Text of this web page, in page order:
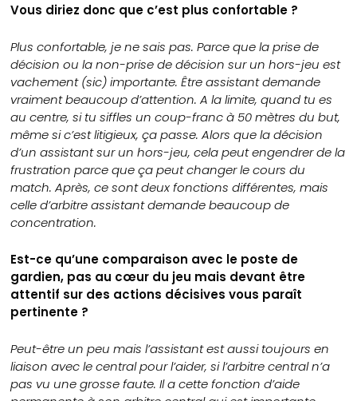
Vous diriez donc que c’est plus confortable ?
Plus confortable, je ne sais pas. Parce que la prise de
décision ou la non-prise de décision sur un hors-jeu est
vachement (sic) importante. Être assistant demande
vraiment beaucoup d’attention. A la limite, quand tu es
au centre, si tu siffles un coup-franc à 50 mètres du but,
même si c’est litigieux, ça passe. Alors que la décision
d’un assistant sur un hors-jeu, cela peut engendrer de la
frustration parce que ça peut changer le cours du
match. Après, ce sont deux fonctions différentes, mais
celle d’arbitre assistant demande beaucoup de
concentration.
Est-ce qu’une comparaison avec le poste de
gardien, pas au cœur du jeu mais devant être
attentif sur des actions décisives vous paraît
pertinente ?
Peut-être un peu mais l’assistant est aussi toujours en
liaison avec le central pour l’aider, si l’arbitre central n’a
pas vu une grosse faute. Il a cette fonction d’aide